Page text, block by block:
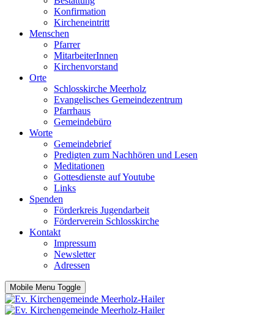
Konfirmation
Kircheneintritt
Menschen
Pfarrer
MitarbeiterInnen
Kirchenvorstand
Orte
Schlosskirche Meerholz
Evangelisches Gemeindezentrum
Pfarrhaus
Gemeindebüro
Worte
Gemeindebrief
Predigten zum Nachhören und Lesen
Meditationen
Gottesdienste auf Youtube
Links
Spenden
Förderkreis Jugendarbeit
Förderverein Schlosskirche
Kontakt
Impressum
Newsletter
Adressen
Mobile Menu Toggle